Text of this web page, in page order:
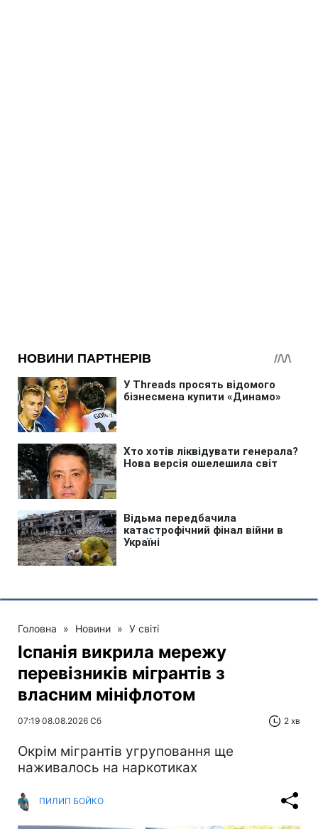
Головна » Новини » У світі
Іспанія викрила мережу
перевізників мігрантів з
власним мініфлотом
07:19 08.08.2026 Сб 2 хв
Окрім мігрантів угруповання ще
наживалось на наркотиках
ПИЛИП БОЙКО